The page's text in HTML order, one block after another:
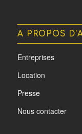
A PROPOS
Entreprises
Location
Presse
Nous contacter